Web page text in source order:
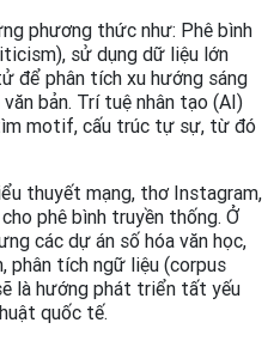
phương thức như: Phê bình
sử dụng dữ liệu lớn
để phân tích xu hướng sáng
bản. Trí tuệ nhân tạo (AI)
motif, cấu trúc tự sự, từ đó
thuyết mạng, thơ Instagram,
phê bình truyền thống. Ở
các dự án số hóa văn học,
phân tích ngữ liệu (corpus
là hướng phát triển tất yếu
quốc tế.